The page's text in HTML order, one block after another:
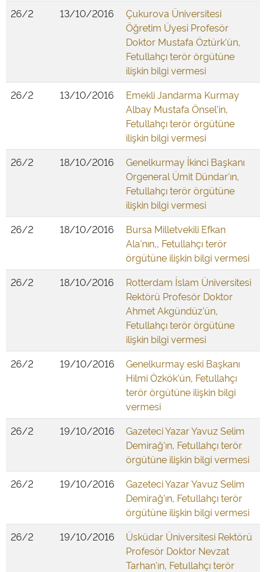
26/2
13/10/2016
Çukurova Üniversitesi
Öğretim Üyesi Profesör
Doktor Mustafa Öztürk'ün,
Fetullahçı terör örgütüne
ilişkin bilgi vermesi
26/2
13/10/2016
Emekli Jandarma Kurmay
Albay Mustafa Önsel'in,
Fetullahçı terör örgütüne
ilişkin bilgi vermesi
26/2
18/10/2016
Genelkurmay İkinci Başkanı
Orgeneral Ümit Dündar'ın,
Fetullahçı terör örgütüne
ilişkin bilgi vermesi
26/2
18/10/2016
Bursa Milletvekili Efkan
Ala'nın,, Fetullahçı terör
örgütüne ilişkin bilgi vermesi
26/2
18/10/2016
Rotterdam İslam Üniversitesi
Rektörü Profesör Doktor
Ahmet Akgündüz'ün,
Fetullahçı terör örgütüne
ilişkin bilgi vermesi
26/2
19/10/2016
Genelkurmay eski Başkanı
Hilmi Özkök'ün, Fetullahçı
terör örgütüne ilişkin bilgi
vermesi
26/2
19/10/2016
Gazeteci Yazar Yavuz Selim
Demirağ'ın, Fetullahçı terör
örgütüne ilişkin bilgi vermesi
26/2
19/10/2016
Gazeteci Yazar Yavuz Selim
Demirağ'ın, Fetullahçı terör
örgütüne ilişkin bilgi vermesi
26/2
19/10/2016
Üsküdar Üniversitesi Rektörü
Profesör Doktor Nevzat
Tarhan'ın, Fetullahçı terör